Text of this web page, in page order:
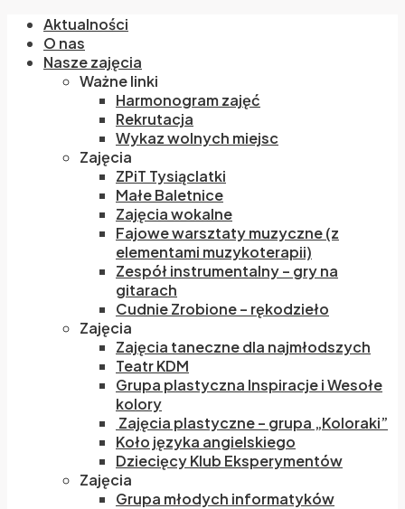
Aktualności
O nas
Nasze zajęcia
Ważne linki
Harmonogram zajęć
Rekrutacja
Wykaz wolnych miejsc
Zajęcia
ZPiT Tysiąclatki
Małe Baletnice
Zajęcia wokalne
Fajowe warsztaty muzyczne (z
elementami muzykoterapii)
Zespół instrumentalny – gry na
gitarach
Cudnie Zrobione – rękodzieło
Zajęcia
Zajęcia taneczne dla najmłodszych
Teatr KDM
Grupa plastyczna Inspiracje i Wesołe
kolory
Zajęcia plastyczne – grupa „Koloraki”
Koło języka angielskiego
Dziecięcy Klub Eksperymentów
Zajęcia
Grupa młodych informatyków